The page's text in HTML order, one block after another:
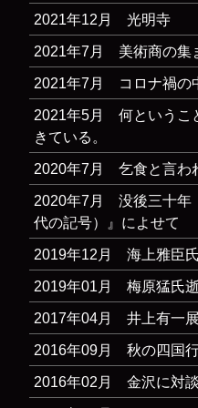
2021年12月 光明寺
2021年7月 美術商の集
2021年7月 コロナ禍の
2021年5月 何というこ
きている。
2020年7月 乞食と言わ
2020年7月 没後三十年
代の記号）』によせて
2019年12月 海上雅臣
2019年01月 梅原猛氏逝
2017年04月 井上有一
2016年09月 秋の四国
2016年02月 金沢に対談